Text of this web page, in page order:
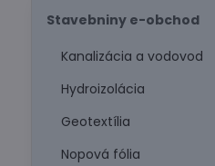
Stavebniny e-obchod
Kanalizácia a vodovod
Hydroizolácia
Geotextília
Nopová fólia